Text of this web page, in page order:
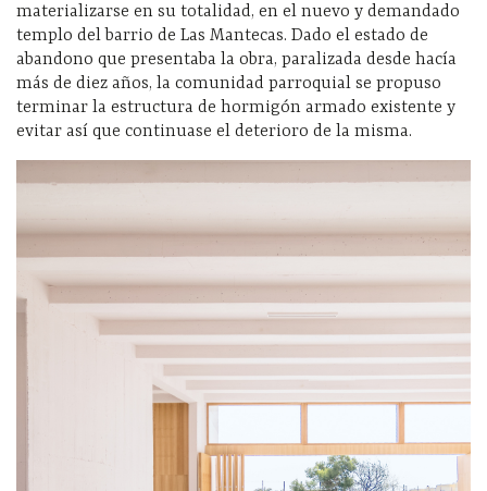
materializarse en su totalidad, en el nuevo y demandado
templo del barrio de Las Mantecas. Dado el estado de
abandono que presentaba la obra, paralizada desde hacía
más de diez años, la comunidad parroquial se propuso
terminar la estructura de hormigón armado existente y
evitar así que continuase el deterioro de la misma.